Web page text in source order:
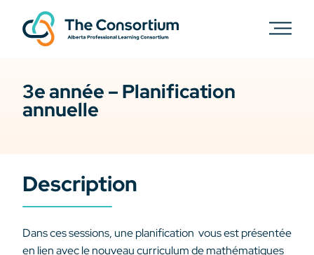
3e année – Planification
annuelle
Description
Dans ces sessions, une planification vous est présentée
en lien avec le nouveau curriculum de mathématiques